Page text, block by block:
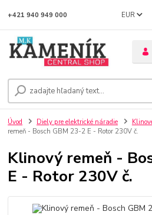
EUR
+421 940 949 000
Úvod Diely pre elektrické náradie
remeň - Bosch GBM 23-2 E - Rotor 230V č.
Klinový remeň -
E - Rotor 230V č.